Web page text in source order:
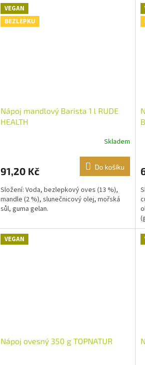
VEGAN
BEZLEPKU
Nápoj mandlový Barista 1 l RUDE
HEALTH
Skladem
91,20 Kč Do košíku
Složení: Voda, bezlepkový oves (13 %),
mandle (2 %), slunečnicový olej, mořská
sůl, guma gelan.
VEGAN
Nápoj ovesný 350 g TOPNATUR